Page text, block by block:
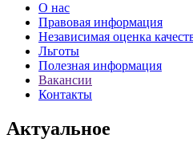
О нас
Правовая информация
Независимая оценка
Льготы
Полезная информация
Вакансии
Контакты
Актуальное